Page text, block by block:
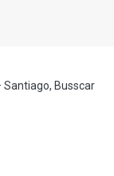
Busscar